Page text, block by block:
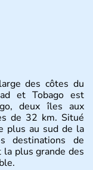
des côtes du
et Tobago est
deux îles aux
de 32 km. Situé
plus au sud de la
destinations de
la plus grande des